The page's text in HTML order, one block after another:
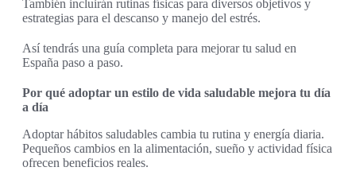
También incluirán rutinas físicas para diversos objetivos y
estrategias para el descanso y manejo del estrés.
Así tendrás una guía completa para mejorar tu salud en
España paso a paso.
Por qué adoptar un estilo de vida saludable mejora tu día
a día
Adoptar hábitos saludables cambia tu rutina y energía diaria.
Pequeños cambios en la alimentación, sueño y actividad física
ofrecen beneficios reales.